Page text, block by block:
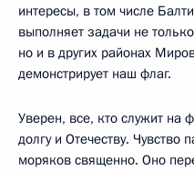
интересы, в том числе
выполняет задачи не
но и в других районах
демонстрирует наш флаг.
Уверен, все, кто служит на
долгу и Отечеству. Чувство
моряков священно. Оно